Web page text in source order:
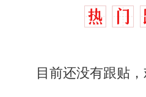
目前还没有跟贴